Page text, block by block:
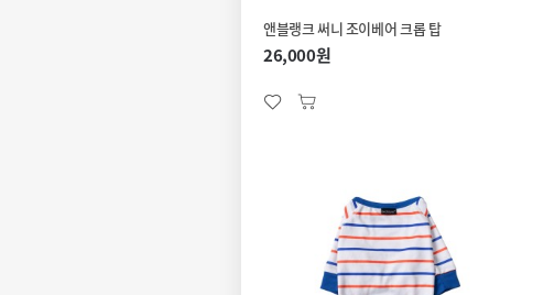
앤블랭크 써니 조이베어 크롭 탑
26,000원